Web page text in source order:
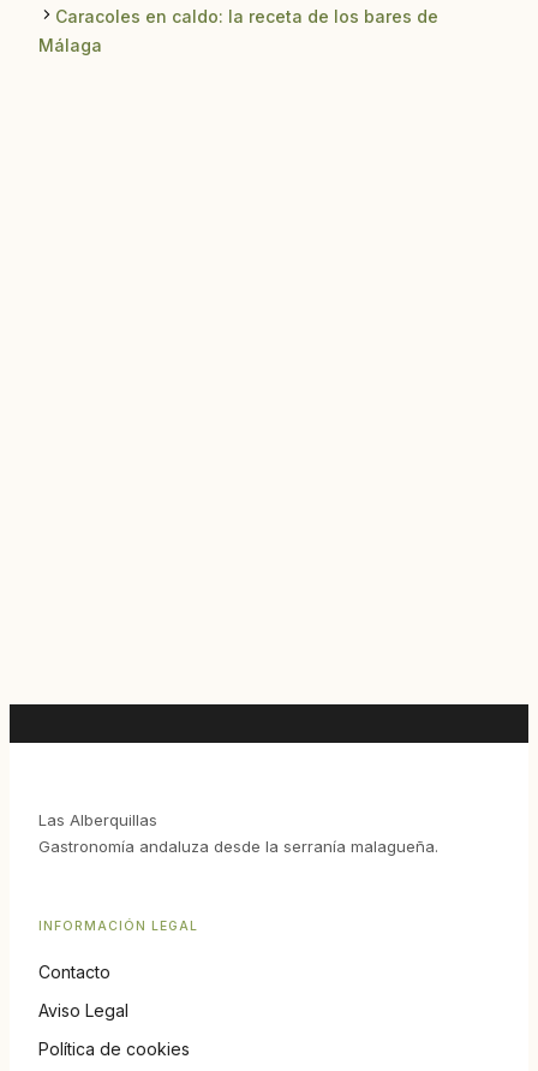
Caracoles en caldo: la receta de los bares de
Málaga
Las Alberquillas
Gastronomía andaluza desde la serranía malagueña.
INFORMACIÓN LEGAL
Contacto
Aviso Legal
Política de cookies